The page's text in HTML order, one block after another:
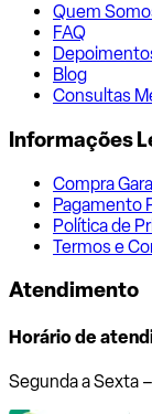
Quem
FAQ
Blog
Consultas
Informações
Compra
Pagamento
Política de
Termos e
Atendimento
Horário de
Segunda a Sexta